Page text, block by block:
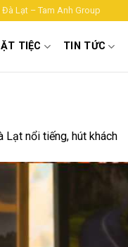
Đà Lạt – Tam Anh Group
TIỆC TIN TỨC
Lạt nổi tiếng, hút khách